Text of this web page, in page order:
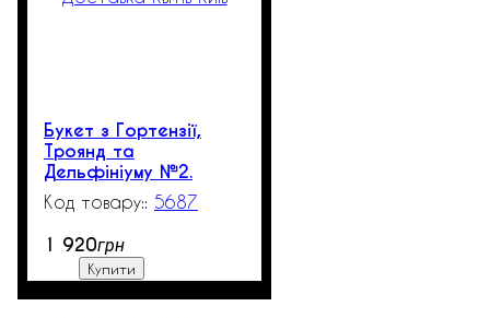
Букет з Гортензії,
Троянд та
Дельфініуму №2.
Доставка Квітів Київ
5687
1 920грн
Купити